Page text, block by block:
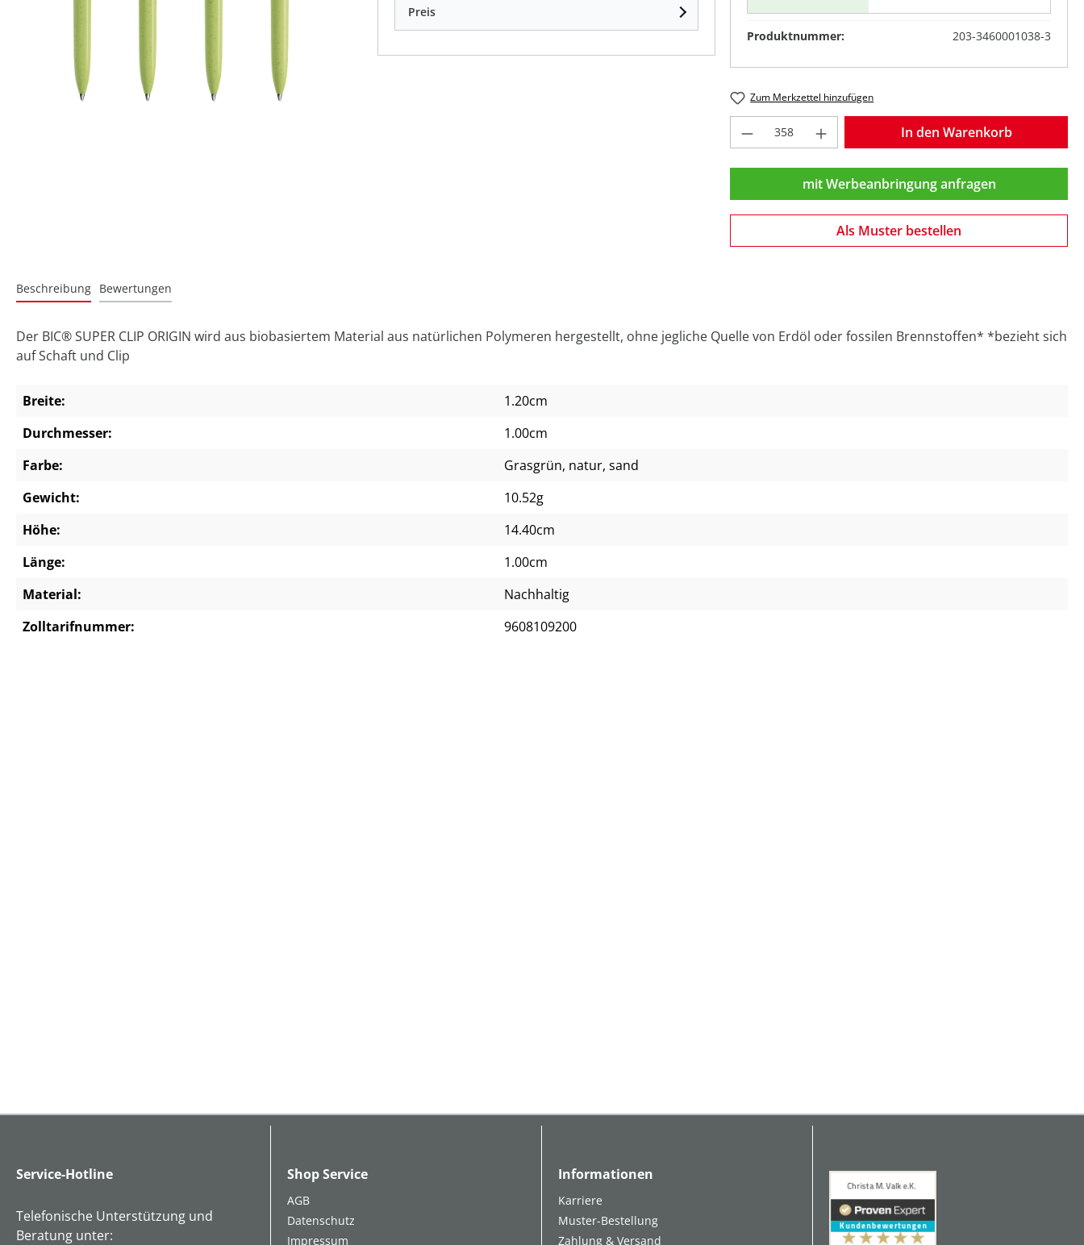
Preis
Produktnummer: 203-3460001038-3
Zum Merkzettel hinzufügen
Produkt Anzahl: Gib denIn den Warenkorb
mit Werbeanbringung anfragen
Als Muster bestellen
Beschreibung Bewertungen
Der BIC® SUPER CLIP ORIGIN wird aus biobasiertem Material aus natürlichen Polymeren hergestellt, ohne jegliche Quelle von Erdöl oder fossilen Brennstoffen* *bezieht sich
auf Schaft und Clip
Breite:
1.20cm
Durchmesser:
1.00cm
Farbe:
Grasgrün, natur, sand
Gewicht:
10.52g
Höhe:
14.40cm
Länge:
1.00cm
Material:
Nachhaltig
Zolltarifnummer:
9608109200
Service-Hotline
Telefonische Unterstützung und
Beratung unter:
Shop Service
AGB
Datenschutz
Impressum
Informationen
Karriere
Muster-Bestellung
Zahlung & Versand